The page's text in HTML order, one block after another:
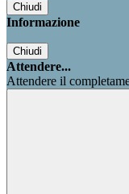
Chiudi
Informazione
Chiudi
Attendere...
Attendere il